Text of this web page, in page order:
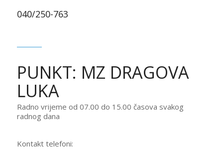
040/250-763
PUNKT: MZ DRAGOVA
LUKA
Radno vrijeme od 07.00 do 15.00 časova svakog
radnog dana
Kontakt telefoni: